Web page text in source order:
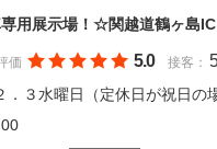
用展示場！☆関越道鶴ヶ島IC
価 5.0 接客：
．３水曜日（定休日が祝日の